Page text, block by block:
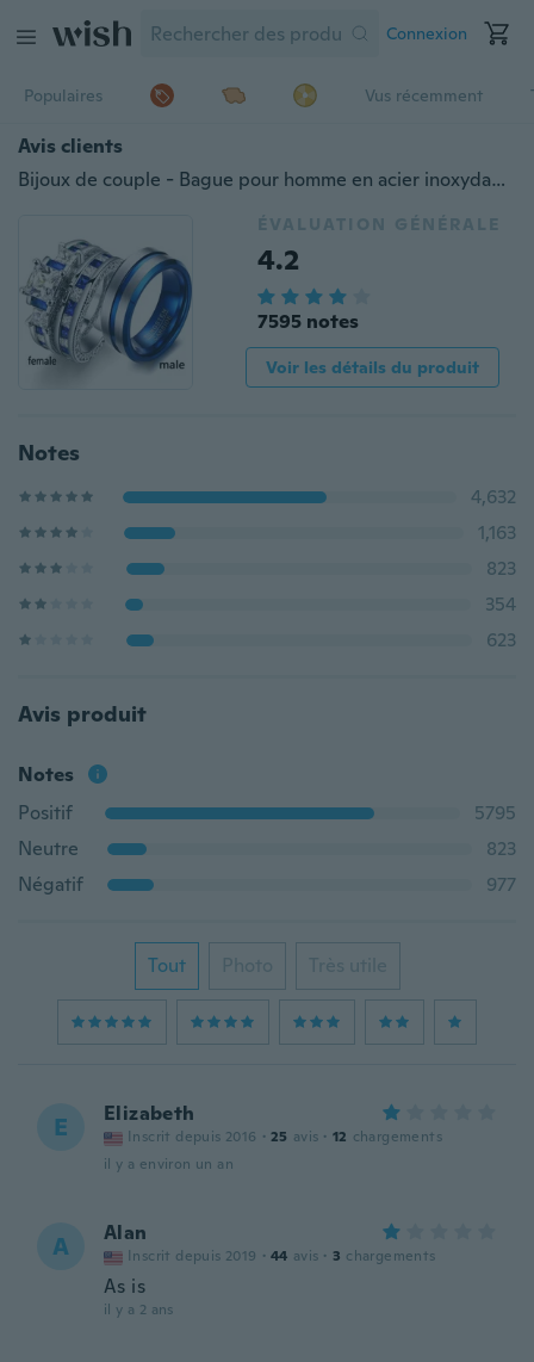
Connexion
Populaires Vus récemment
Avis clients
Bijoux de couple - Bague pour homme en acier inoxydable 316L et bague de fiançailles pour femme en argent sterling 925 sertie de diamants de fiançailles nuptiales remplis d'argent 925
ÉVALUATION GÉNÉRALE
4.2
7595 notes
Voir les détails du produit
Notes
4,632
1,163
823
354
623
Avis produit
Notes
Positif
5795
Neutre
823
Négatif
977
Tout Photo Très utile
E Elizabeth
Inscrit depuis 2016 · 25 avis · 12 chargements
il y a environ un an
A Alan
Inscrit depuis 2019 · 44 avis · 3 chargements
As is
il y a 2 ans